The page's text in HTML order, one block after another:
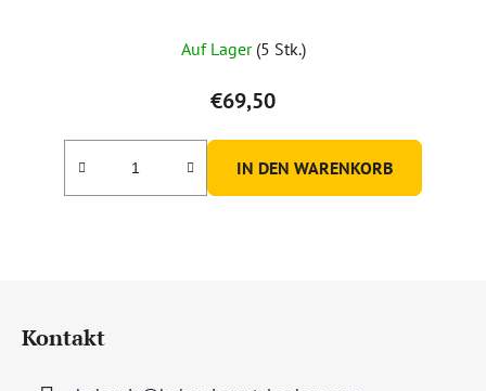
Auf Lager (5 Stk.)
€69,50
IN DEN WARENKORB
Kontakt